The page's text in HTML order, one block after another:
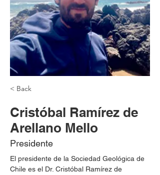
< Back
Cristóbal Ramírez de
Arellano Mello
Presidente
El presidente de la Sociedad Geológica de
Chile es el Dr. Cristóbal Ramírez de